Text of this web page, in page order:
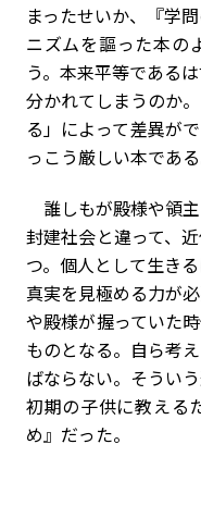
まったせいか、『学
ニズムを謳った本の
う。本来平等である
分かれてしまうのか
る」によって差異が
っこう厳しい本である
誰しもが殿様や領
封建社会と違って、
つ。個人として生き
真実を見極める力が
や殿様が握っていた
ものとなる。自ら考
ばならない。そうい
初期の子供に教える
め』だった。